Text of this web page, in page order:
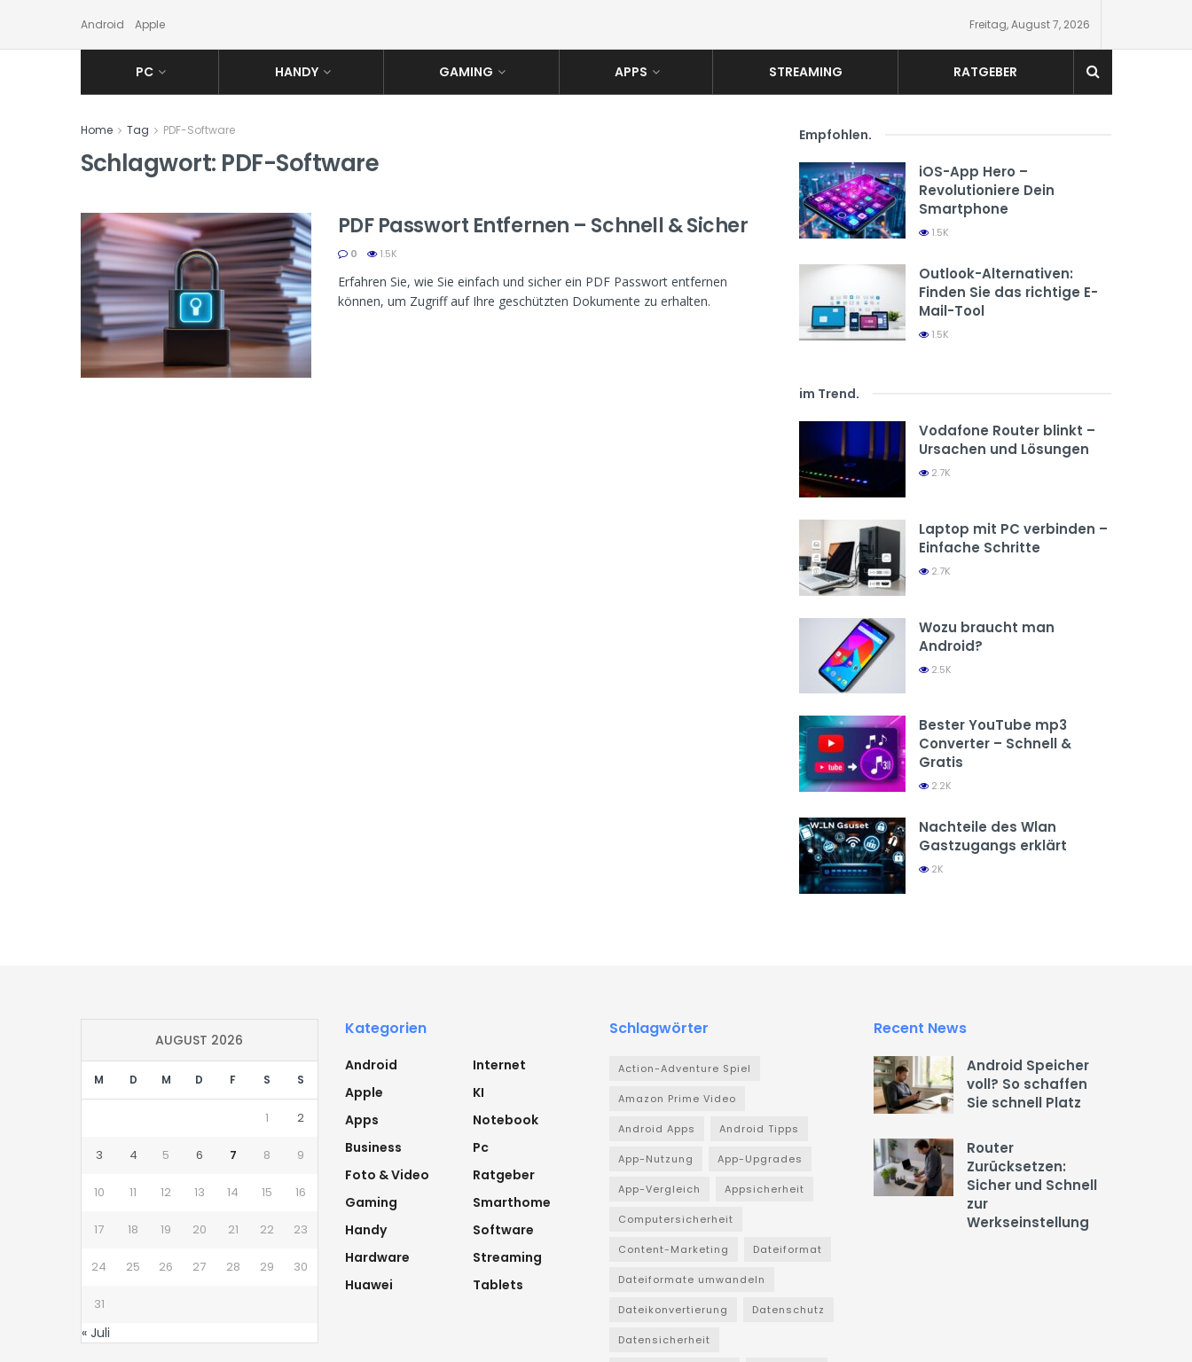
Android Apple Freitag, August 7, 2026
PC HANDY GAMING APPS STREAMING RATGEBER
Home Tag PDF-Software
Schlagwort: PDF-Software
PDF Passwort Entfernen – Schnell & Sicher
0 1.5K
Erfahren Sie, wie Sie einfach und sicher ein PDF Passwort entfernen
können, um Zugriff auf Ihre geschützten Dokumente zu erhalten.
Empfohlen.
iOS-App Hero –
Revolutioniere Dein
Smartphone
1.5K
Outlook-Alternativen:
Finden Sie das richtige E-
Mail-Tool
1.5K
im Trend.
Vodafone Router blinkt –
Ursachen und Lösungen
2.7K
Laptop mit PC verbinden –
Einfache Schritte
2.7K
Wozu braucht man
Android?
2.5K
Bester YouTube mp3
Converter – Schnell &
Gratis
2.2K
Nachteile des Wlan
Gastzugangs erklärt
2K
AUGUST 2026
M D M D F S S
1 2
3 4 5 6 7 8 9
10 11 12 13 14 15 16
17 18 19 20 21 22 23
24 25 26 27 28 29 30
31
« Juli
Kategorien
Android
Apple
Apps
Business
Foto & Video
Gaming
Handy
Hardware
Huawei
Internet
KI
Notebook
Pc
Ratgeber
Smarthome
Software
Streaming
Tablets
Schlagwörter
Action-Adventure Spiel
Amazon Prime Video
Android Apps Android Tipps
App-Nutzung App-Upgrades
App-Vergleich Appsicherheit
Computersicherheit
Content-Marketing Dateiformat
Dateiformate umwandeln
Dateikonvertierung Datenschutz
Datensicherheit
Recent News
Android Speicher
voll? So schaffen
Sie schnell Platz
Router
Zurücksetzen:
Sicher und Schnell
zur
Werkseinstellung